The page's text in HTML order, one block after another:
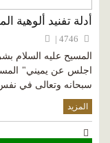
أدلة تفنيد ألوهية
اجلس عن يميني"
سبحانه وتعالى في نفس المزمور 110 : 4"
المزيد